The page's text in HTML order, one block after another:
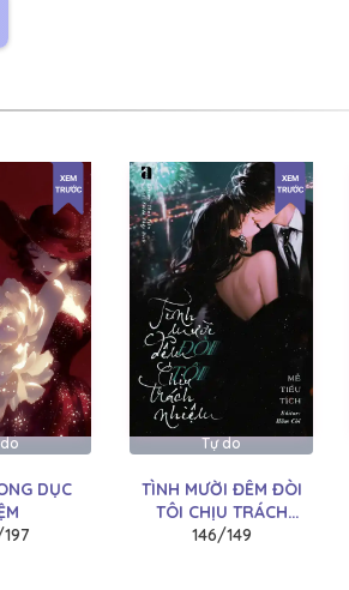
09/08/2022
09/08/2022
09/08/2022
09/08/2022
09/08/2022
09/08/2022
09/08/2022
09/08/2022
09/08/2022
DỤC
Tự do
TÌNH MƯỜI ĐÊM ĐÒI
TÔI CHỊU TRÁCH
NHIỆM
146/149